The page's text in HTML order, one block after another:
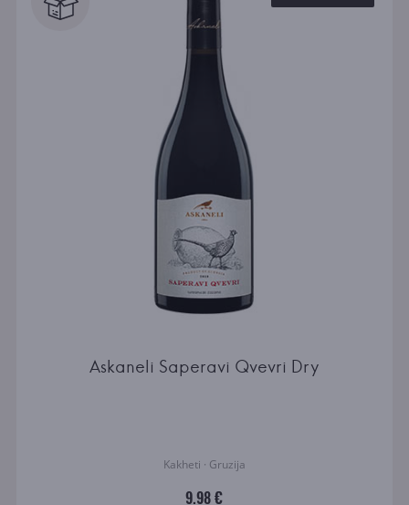
Askaneli Saperavi Qvevri Dry
Kakheti · Gruzija
9.98 €